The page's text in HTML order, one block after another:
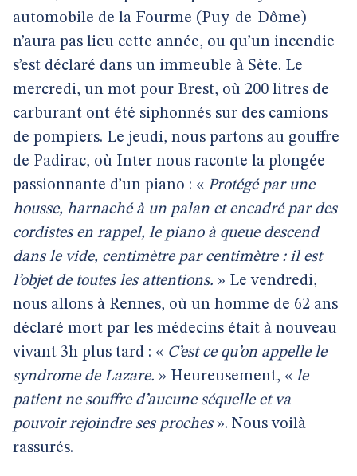
automobile de la Fourme (Puy-de-Dôme)
n’aura pas lieu cette année, ou qu’un incendie
s’est déclaré dans un immeuble à Sète. Le
mercredi, un mot pour Brest, où 200 litres de
carburant ont été siphonnés sur des camions
de pompiers. Le jeudi, nous partons au gouffre
de Padirac, où Inter nous raconte la plongée
passionnante d’un piano : « Protégé par une
housse, harnaché à un palan et encadré par des
cordistes en rappel, le piano à queue descend
dans le vide, centimètre par centimètre : il est
l’objet de toutes les attentions. » Le vendredi,
nous allons à Rennes, où un homme de 62 ans
déclaré mort par les médecins était à nouveau
vivant 3h plus tard : « C’est ce qu’on appelle le
syndrome de Lazare. » Heureusement, « le
patient ne souffre d’aucune séquelle et va
pouvoir rejoindre ses proches». Nous voilà
rassurés.